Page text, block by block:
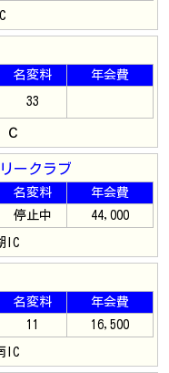
名変料 年会費
33
Ｃ
ークラブ
名変料
年会費
停止中 44,000
IC
名変料
年会費
11 16,500
IC